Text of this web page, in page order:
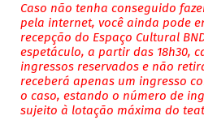
Caso não tenha conseguido
pela internet, você ainda pode
recepção do Espaço Cultural
espetáculo, a partir das 18h30,
ingressos reservados e não
receberá apenas um ingresso
o caso, estando o número de
sujeito à lotação máxima do